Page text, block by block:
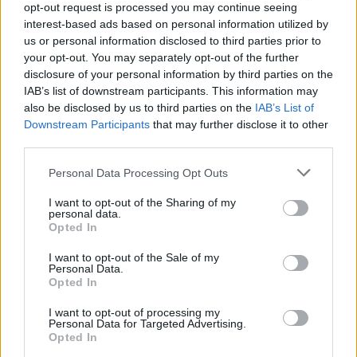
opt-out request is processed you may continue seeing
interest-based ads based on personal information utilized by
us or personal information disclosed to third parties prior to
your opt-out. You may separately opt-out of the further
disclosure of your personal information by third parties on the
IAB’s list of downstream participants. This information may
also be disclosed by us to third parties on the IAB’s List of
Downstream Participants that may further disclose it to other
Personal Data Processing Opt Outs
I want to opt-out of the Sharing of my
personal data.
Opted In
I want to opt-out of the Sale of my
Personal Data.
Opted In
I want to opt-out of processing my
Personal Data for Targeted Advertising.
Opted In
A resposta a esta pergunta:
C O S